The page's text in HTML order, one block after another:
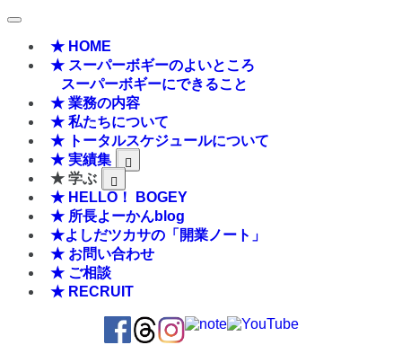
★ HOME
★ スーパーボギーのよいところ
スーパーボギーにできること
★ 業務の内容
★ 私たちについて
★ トータルスケジュールについて
★ 実績集
★ 学ぶ
★ HELLO！ BOGEY
★ 所長よーかんblog
★よしだツカサの「開業ノート」
★ お問い合わせ
★ ご相談
★ RECRUIT